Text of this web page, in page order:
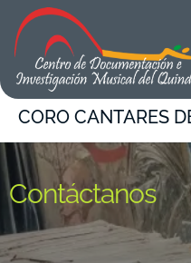
contenido
CORO CANTARES
Contáctanos